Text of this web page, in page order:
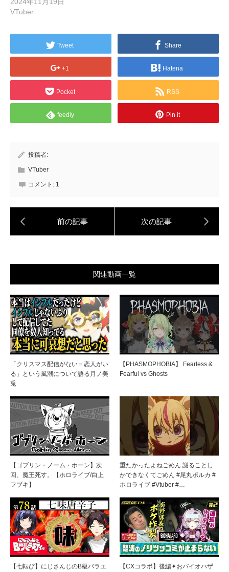
VTuber
Tweet Share
+1 Hatena
Pocket RSS
feedly Pin it
投稿者:
VTuber
コメント: 1
関連動画一覧
「クリスマス配信がない＝恋人がい
る」という風潮について語る月ノ美
兎
【PHASMOPHOBIA】 Fearless &
Fearful vs Ghosts
【ゴブリン・ノーム・ホーン】次
回、魔王死す。【ホロライブ/白上
フブキ】
重たかったよねごめん 謝ることし
かできなくてごめん #尾丸ポルカ #
ホロライブ #Vtuber #…
【七転び】にじさんじのB級バラエ
【CXコラボ】後編✦おバイオハザ